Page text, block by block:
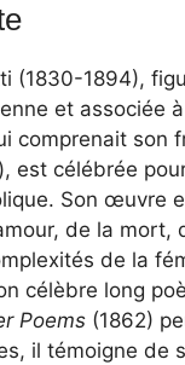
(1830-1894),
et associée
comprenait son
est célébrée
Son œuvre
de la mort,
de la
célèbre long
Poems (1862)
il témoigne de